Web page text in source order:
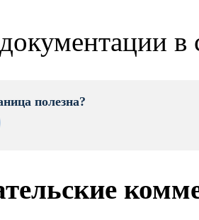
в
полезна?